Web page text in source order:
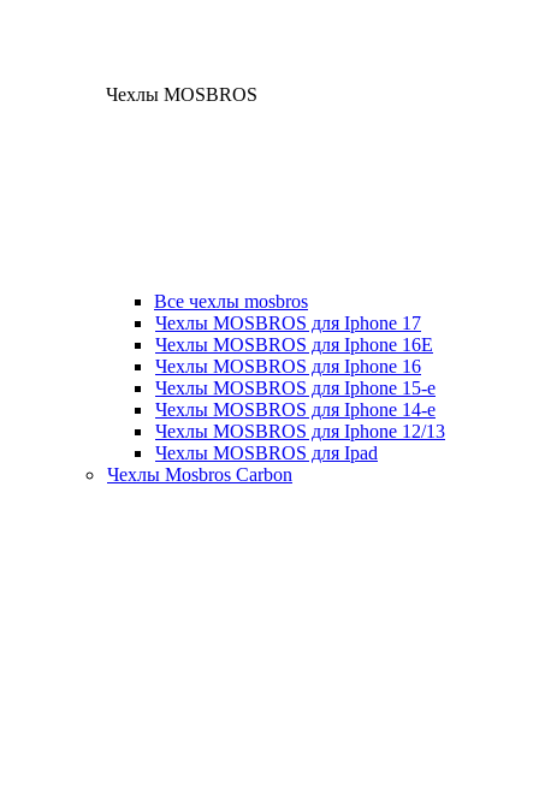
Чехлы MOSBROS
Все чехлы mosbros
Чехлы MOSBROS для Iphone 17
Чехлы MOSBROS для Iphone 16E
Чехлы MOSBROS для Iphone 16
Чехлы MOSBROS для Iphone 15-е
Чехлы MOSBROS для Iphone 14-е
Чехлы MOSBROS для Iphone 12/13
Чехлы MOSBROS для Ipad
Чехлы Mosbros Carbon